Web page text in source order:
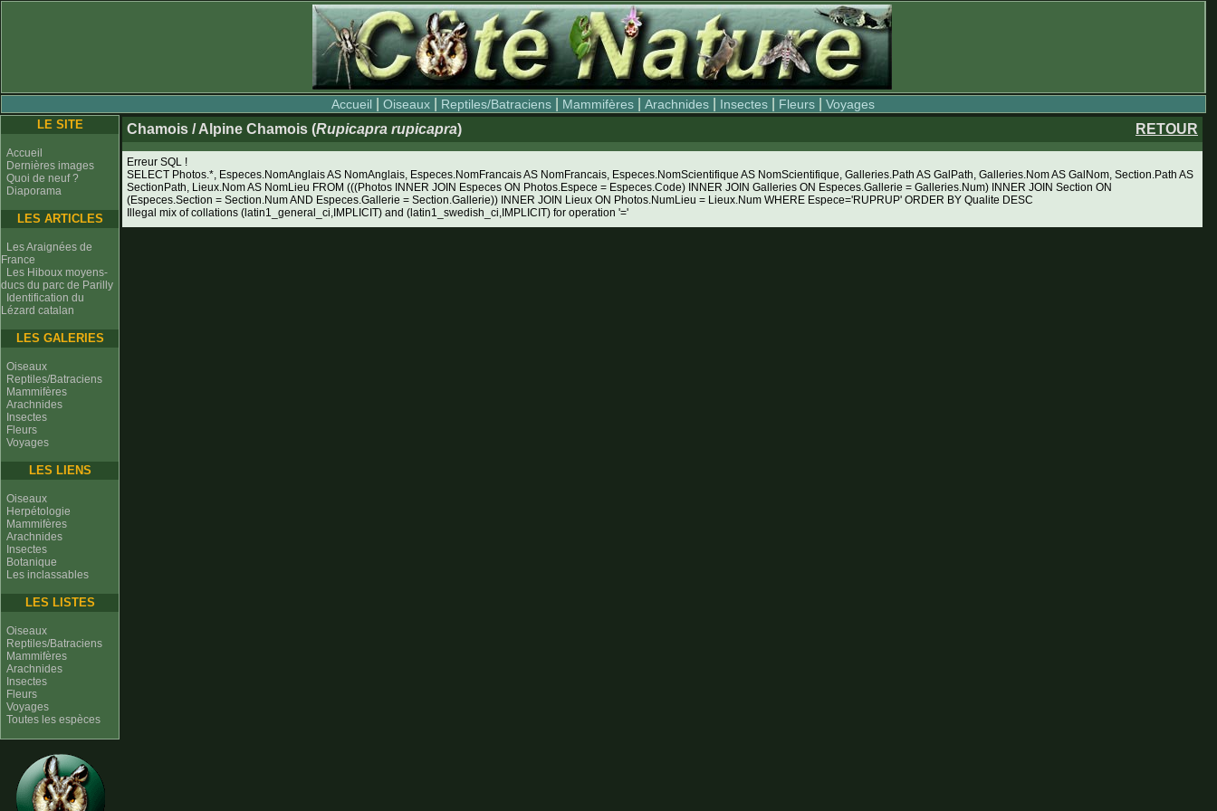
Accueil |Oiseaux Reptiles/Batraciens Mammifères |Arachnides Insectes Fleurs |Voyages
LE SITE
Accueil
Dernières images
Quoi de neuf ?
Diaporama
LES ARTICLES
Les Araignées de
France
Les Hiboux moyens-
ducs du parc de Parilly
Identification du
Lézard catalan
LES GALERIES
Oiseaux
Reptiles/Batraciens
Mammifères
Arachnides
Insectes
Fleurs
Voyages
LES LIENS
Oiseaux
Herpétologie
Mammifères
Arachnides
Insectes
Botanique
Les inclassables
LES LISTES
Oiseaux
Reptiles/Batraciens
Mammifères
Arachnides
Insectes
Fleurs
Voyages
Toutes les espèces
Chamois / Alpine Chamois (Rupicapra rupicapra) RETOUR
Erreur SQL !
SELECT Photos.*, Especes.NomAnglais AS NomAnglais, Especes.NomFrancais AS NomFrancais, Especes.NomScientifique AS NomScientifique, Galleries.Path AS GalPath, Galleries.Nom AS GalNom, Section.Path AS
SectionPath, Lieux.Nom AS NomLieu FROM (((Photos INNER JOIN Especes ON Photos.Espece = Especes.Code) INNER JOIN Galleries ON Especes.Gallerie = Galleries.Num) INNER JOIN Section ON
(Especes.Section = Section.Num AND Especes.Gallerie = Section.Gallerie)) INNER JOIN Lieux ON Photos.NumLieu = Lieux.Num WHERE Espece='RUPRUP' ORDER BY Qualite DESC
Illegal mix of collations (latin1_general_ci,IMPLICIT) and (latin1_swedish_ci,IMPLICIT) for operation '='